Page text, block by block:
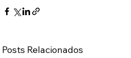
Posts Relacionados